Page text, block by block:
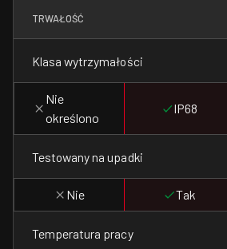
TRWAŁOŚĆ
Klasa wytrzymałości
Nie
określono
IP68
Testowany na upadki
Nie Tak
Temperatura pracy